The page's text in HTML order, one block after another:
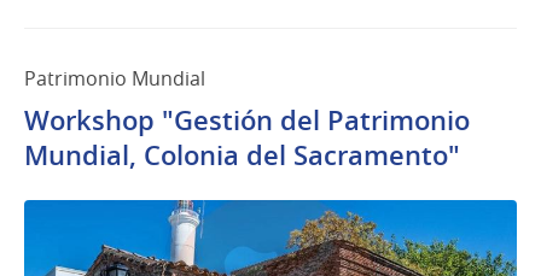
Patrimonio Mundial
Workshop "Gestión del Patrimonio
Mundial, Colonia del Sacramento"